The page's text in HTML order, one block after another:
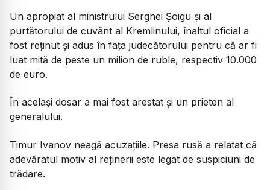
Un apropiat al ministrului Serghei Șoigu și al
purtătorului de cuvânt al Kremlinului, înaltul oficial a
fost reținut și adus în fața judecătorului pentru că ar fi
luat mită de peste un milion de ruble, respectiv 10.000
de euro.
În același dosar a mai fost arestat și un prieten al
generalului.
Timur Ivanov neagă acuzațiile. Presa rusă a relatat că
adevăratul motiv al reținerii este legat de suspiciuni de
trădare.